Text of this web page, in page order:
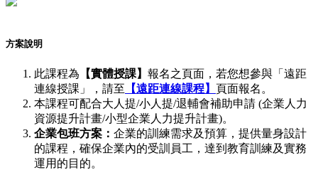
方案說明
此課程為 【實體授課】 報名之頁面，若您想參與「遠距
連線授課」，請至 【遠距連線課程】 頁面報名。
本課程可配合大人提/小人提/退輔會補助申請 (企業人力
資源提升計畫/小型企業人力提升計畫)。
企業包班方案： 企業的訓練需求及預算，提供量身設計
的課程，確保企業內的受訓員工，達到教育訓練及實務
運用的目的。